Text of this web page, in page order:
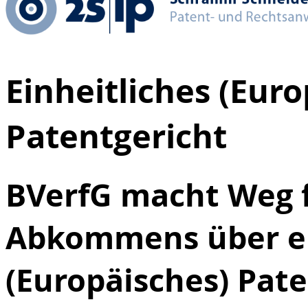
Einheitliches
Patentgericht
BVerfG macht
Abkommens über
(Europäisches)